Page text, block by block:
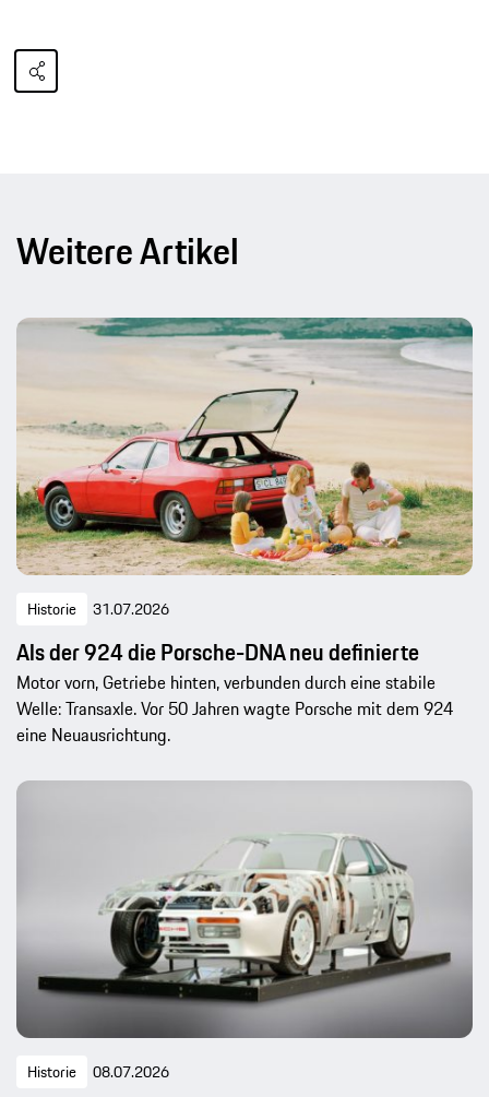
Weitere Artikel
Historie 31.07.2026
Als der 924 die Porsche-DNA neu definierte
Motor vorn, Getriebe hinten, verbunden durch eine stabile
Welle: Transaxle. Vor 50 Jahren wagte Porsche mit dem 924
eine Neuausrichtung.
Historie 08.07.2026